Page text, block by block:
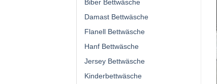
Biber Bettwäsche
Damast Bettwäsche
Flanell Bettwäsche
Hanf Bettwäsche
Jersey Bettwäsche
Kinderbettwäsche